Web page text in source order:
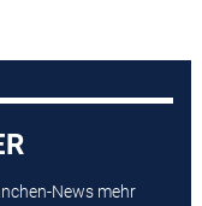
News mehr